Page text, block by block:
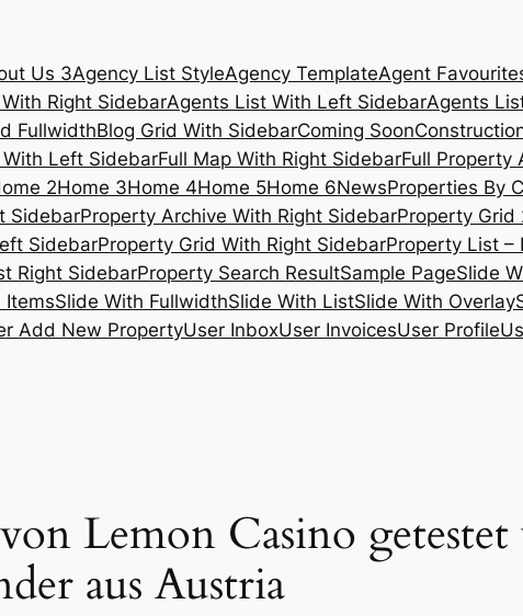
Us 3Agency List StyleAgency TemplateAgent
Right SidebarAgents List With Left SidebarAgents
FullwidthBlog Grid With SidebarComing Soon
With Left SidebarFull Map With Right SidebarFull Property
2Home 3Home 4Home 5Home 6NewsProperties By
SidebarProperty Archive With Right SidebarProperty Grid
SidebarProperty Grid With Right SidebarProperty List –
Right SidebarProperty Search ResultSample PageSlide
ItemsSlide With FullwidthSlide With ListSlide With Overlay
Add New PropertyUser InboxUser InvoicesUser Profile
Lemon Casino
aus Austria